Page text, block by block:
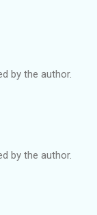
by the author.
by the author.